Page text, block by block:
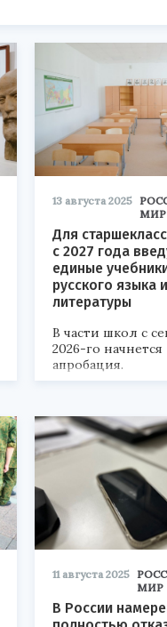
13 августа 2025
МИР
Для
с 2027 года
единые
русского языка и
литературы
В части школ с
2026-го начнется
апробация.
11 августа 2025
МИР
В России